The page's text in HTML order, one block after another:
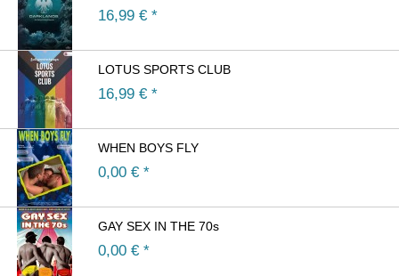
16,99 € *
LOTUS SPORTS CLUB
16,99 € *
WHEN BOYS FLY
0,00 € *
GAY SEX IN THE 70s
0,00 € *